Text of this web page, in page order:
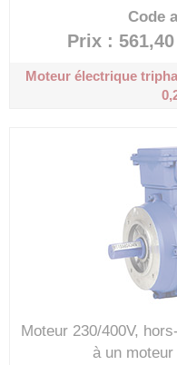
Code
Prix :
Moteur électrique
Moteur 230/400V,
à un